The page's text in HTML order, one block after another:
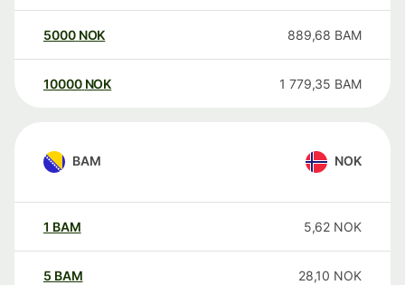
5000 NOK 889,68 BAM
10000 NOK 1 779,35 BAM
BAM NOK
1 BAM 5,62 NOK
5 BAM 28,10 NOK